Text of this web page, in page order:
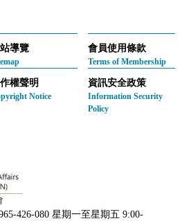
導覽 會員使用條款
Terms of Membership
權聲明
Notice
資訊安全政策
Information Security
Policy
426-080 星期一至星期五 9:00-